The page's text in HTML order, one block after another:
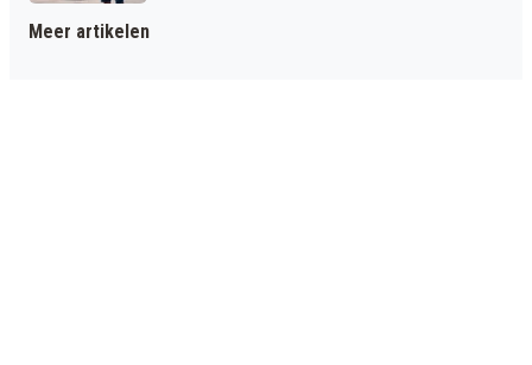
Meer artikelen